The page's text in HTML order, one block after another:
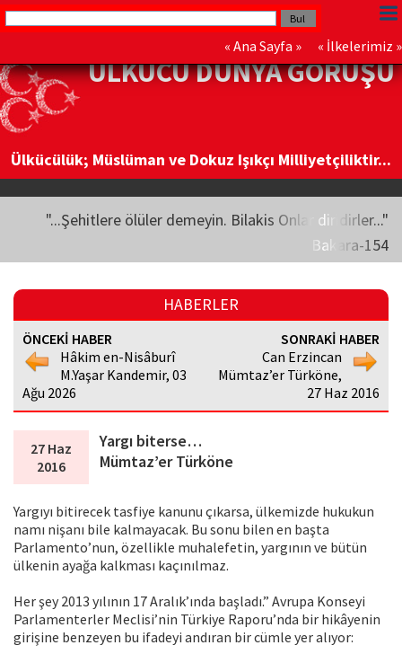
« Ana Sayfa » « İlkelerimiz »
ÜLKÜCÜ DÜNYA GÖRÜŞÜ
Ülkücülük; Müslüman ve Dokuz Işıkçı Milliyetçiliktir...
"...Şehitlere ölüler demeyin. Bilakis Onlar diridirler..."
Bakara-154
HABERLER
ÖNCEKİ HABER
Hâkim en-Nisâburî
M.Yaşar Kandemir, 03
Ağu 2026
SONRAKİ HABER
Can Erzincan
Mümtaz’er Türköne,
27 Haz 2016
27 Haz
2016
Yargı biterse…
Mümtaz’er Türköne
Yargıyı bitirecek tasfiye kanunu çıkarsa, ülkemizde hukukun
namı nişanı bile kalmayacak. Bu sonu bilen en başta
Parlamento’nun, özellikle muhalefetin, yargının ve bütün
ülkenin ayağa kalkması kaçınılmaz.
Her şey 2013 yılının 17 Aralık’ında başladı.” Avrupa Konseyi
Parlamenterler Meclisi’nin Türkiye Raporu’nda bir hikâyenin
girişine benzeyen bu ifadeyi andıran bir cümle yer alıyor: